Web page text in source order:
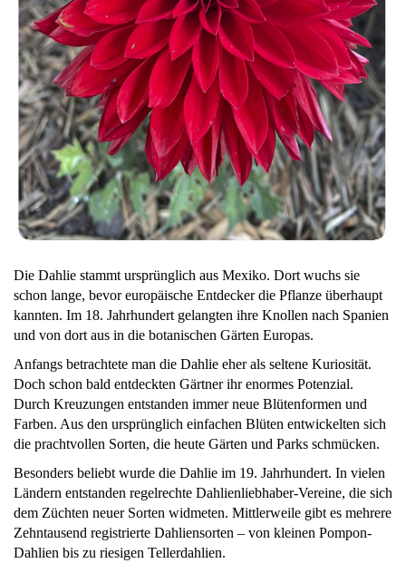
Die Dahlie stammt ursprünglich aus Mexiko. Dort wuchs sie
schon lange, bevor europäische Entdecker die Pflanze überhaupt
kannten. Im 18. Jahrhundert gelangten ihre Knollen nach Spanien
und von dort aus in die botanischen Gärten Europas.
Anfangs betrachtete man die Dahlie eher als seltene Kuriosität.
Doch schon bald entdeckten Gärtner ihr enormes Potenzial.
Durch Kreuzungen entstanden immer neue Blütenformen und
Farben. Aus den ursprünglich einfachen Blüten entwickelten sich
die prachtvollen Sorten, die heute Gärten und Parks schmücken.
Besonders beliebt wurde die Dahlie im 19. Jahrhundert. In vielen
Ländern entstanden regelrechte Dahlienliebhaber-Vereine, die sich
dem Züchten neuer Sorten widmeten. Mittlerweile gibt es mehrere
Zehntausend registrierte Dahliensorten – von kleinen Pompon-
Dahlien bis zu riesigen Tellerdahlien.